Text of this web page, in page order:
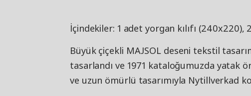
İçindekiler: 1 adet yorgan kılıfı (240x220),
Büyük çiçekli MAJSOL deseni tekstil
tasarlandı ve 1971 kataloğumuzda yatak
ve uzun ömürlü tasarımıyla Nytillverkad